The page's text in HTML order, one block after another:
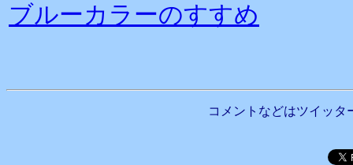
ブルーカラーのすすめ
コメントなどはツイッタ